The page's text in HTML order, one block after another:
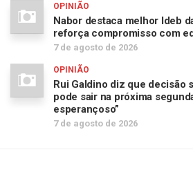
OPINIÃO
Nabor destaca melhor Ideb
reforça compromisso com
7 de agosto de 2026
OPINIÃO
Rui Galdino diz que decisão
pode sair na próxima
esperançoso”
7 de agosto de 2026